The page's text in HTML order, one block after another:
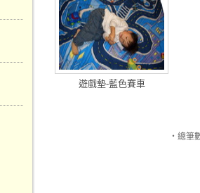
遊戲墊-藍色賽車
‧總筆